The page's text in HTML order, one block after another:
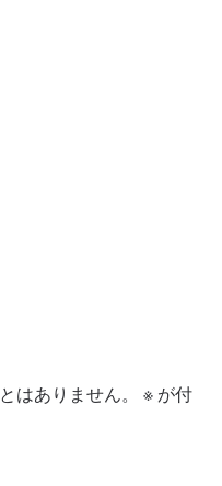
はありません。 ※ が付